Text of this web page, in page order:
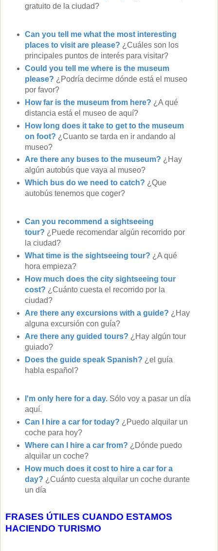
gratuito de la ciudad?
Can you tell me what the most interesting
places to visit are please? ¿Cuáles son los
principales puntos de interés para visitar?
Could you tell me where is the museum
please? ¿Podría decirme dónde está el museo
por favor?
How far is the museum from here? ¿A qué
distancia está el museo de aquí?
How long does it take to get to the museum
on foot? ¿Cuanto se tarda en ir andando al
museo?
Are there any buses to the museum? ¿Hay
algún autobús que vaya al museo?
Which bus do we need to catch? ¿Que
autobús tenemos que coger?
Can you recommend a sightseeing
tour? ¿Puede recomendar algún recorrido por
la ciudad?
What time is the sightseeing tour? ¿A qué
hora empieza?
How much does the city sightseeing tour
cost? ¿Cuánto cuesta el recorrido por la
ciudad?
Are there any excursions with a guide? ¿Hay
alguna excursión con guía?
Are there any guided tours? ¿Hay algún tour
guiado?
Does the guide speak Spanish? ¿el guía
habla español?
I'm only here for a day. Sólo voy a pasar un día
aquí.
Can I hire a car for today? ¿Puedo alquilar un
coche para hoy?
Where can I hire a car from? ¿Dónde puedo
alquilar un coche?
How much does it cost to hire a car for a
day? ¿Cuánto cuesta alquilar un coche durante
un día
FRASES ÚTILES CUANDO ESTAMOS
HACIENDO TURISMO